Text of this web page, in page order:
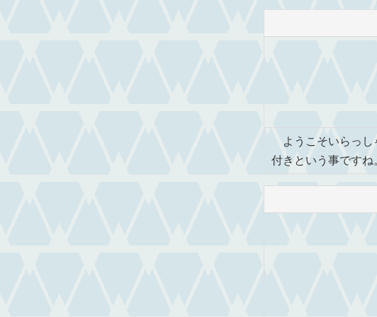
ようこそいらっし
付きという事ですね